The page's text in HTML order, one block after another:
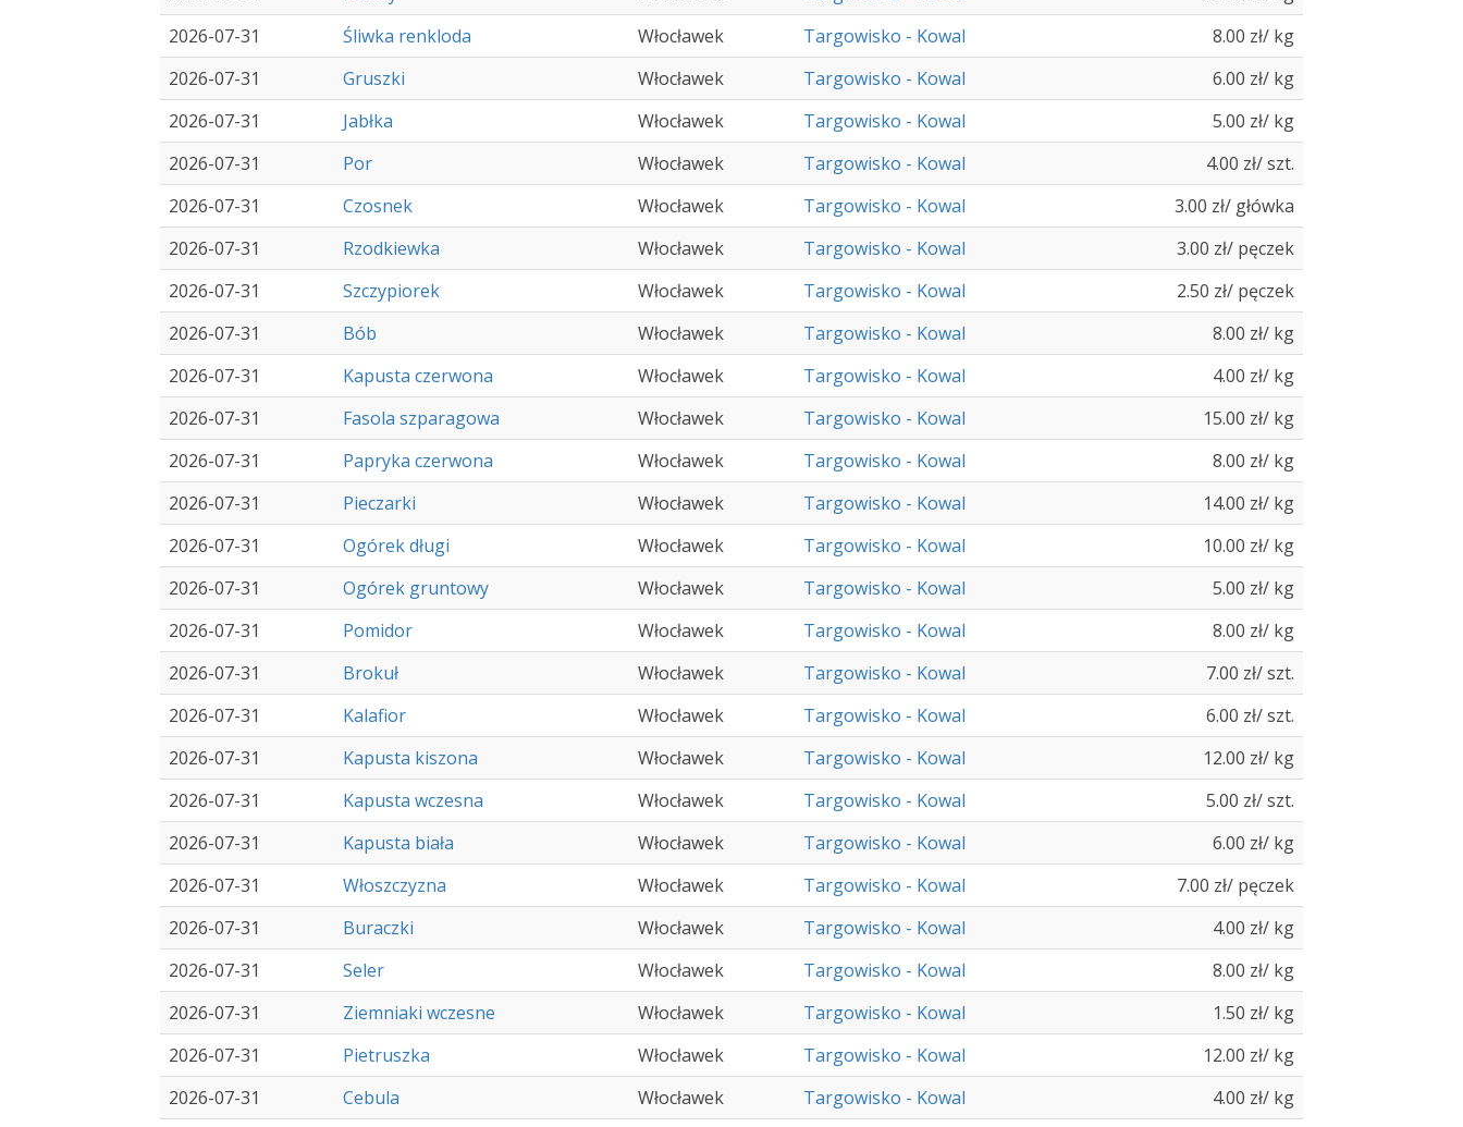
2026-07-31
Śliwka renkloda Włocławek Targowisko - Kowal
8.00 zł/ kg
2026-07-31
Gruszki Włocławek Targowisko - Kowal
6.00 zł/ kg
2026-07-31
Jabłka Włocławek Targowisko - Kowal
5.00 zł/ kg
2026-07-31
Por Włocławek Targowisko - Kowal
4.00 zł/ szt.
2026-07-31
Czosnek Włocławek Targowisko - Kowal
3.00 zł/ główka
2026-07-31
Rzodkiewka Włocławek Targowisko - Kowal
3.00 zł/ pęczek
2026-07-31
Szczypiorek Włocławek Targowisko - Kowal
2.50 zł/ pęczek
2026-07-31
Bób Włocławek Targowisko - Kowal
8.00 zł/ kg
2026-07-31
Kapusta czerwona Włocławek Targowisko - Kowal
4.00 zł/ kg
2026-07-31
Fasola szparagowa Włocławek Targowisko - Kowal
15.00 zł/ kg
2026-07-31
Papryka czerwona Włocławek Targowisko - Kowal
8.00 zł/ kg
2026-07-31
Pieczarki Włocławek Targowisko - Kowal
14.00 zł/ kg
2026-07-31
Ogórek długi Włocławek Targowisko - Kowal
10.00 zł/ kg
2026-07-31
Ogórek gruntowy Włocławek Targowisko - Kowal
5.00 zł/ kg
2026-07-31
Pomidor Włocławek Targowisko - Kowal
8.00 zł/ kg
2026-07-31
Brokuł Włocławek Targowisko - Kowal
7.00 zł/ szt.
2026-07-31
Kalafior Włocławek Targowisko - Kowal
6.00 zł/ szt.
2026-07-31
Kapusta kiszona Włocławek Targowisko - Kowal
12.00 zł/ kg
2026-07-31
Kapusta wczesna Włocławek Targowisko - Kowal
5.00 zł/ szt.
2026-07-31
Kapusta biała Włocławek Targowisko - Kowal
6.00 zł/ kg
2026-07-31
Włoszczyzna Włocławek Targowisko - Kowal
7.00 zł/ pęczek
2026-07-31
Buraczki Włocławek Targowisko - Kowal
4.00 zł/ kg
2026-07-31
Seler Włocławek Targowisko - Kowal
8.00 zł/ kg
2026-07-31
Ziemniaki wczesne Włocławek Targowisko - Kowal
1.50 zł/ kg
2026-07-31
Pietruszka Włocławek Targowisko - Kowal
12.00 zł/ kg
2026-07-31
Cebula Włocławek Targowisko - Kowal
4.00 zł/ kg